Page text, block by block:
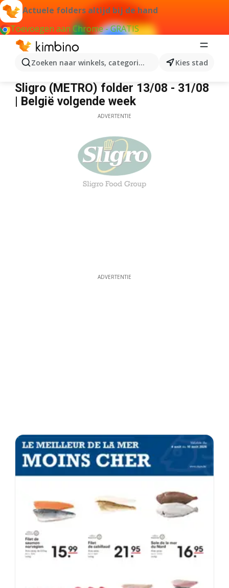
Actuele folders altijd bij de hand
Toevoegen aan Chrome - GRATIS
Zoeken naar winkels, categorieën, producten...
Kies stad
Sligro
Sligro (METRO) folder 13/08 - 31/08
| België volgende week
ADVERTENTIE
ADVERTENTIE